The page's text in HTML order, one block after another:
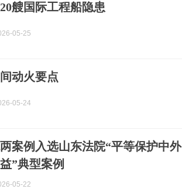
艘国际工程船隐患
05-25
动火要点
05-24
案例入选山东法院“平等保护中外
”典型案例
05-22